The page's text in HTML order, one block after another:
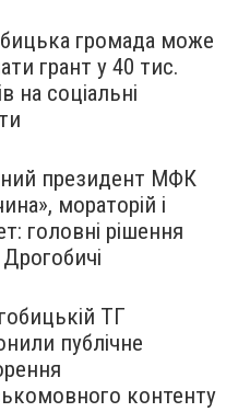
громада може
грант у 40 тис.
на соціальні
президент МФК
мораторій і
головні рішення
Дрогобичі
ТГ
публічне
контенту